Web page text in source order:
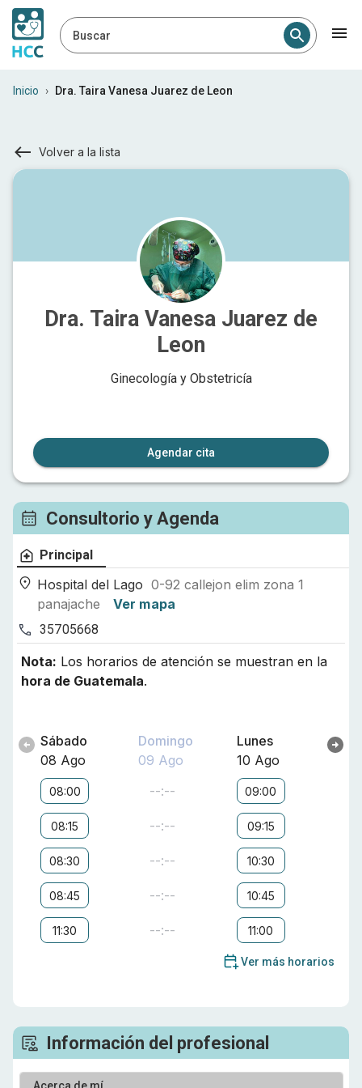
Buscar
Inicio › Dra. Taira Vanesa Juarez de Leon
Volver a la lista
Información del profesional
Acerca de mí
Dra. Taira Vanesa Juarez de
Leon
Ginecología y Obstetricía
Agendar cita
Consultorio y Agenda
Principal
Hospital del Lago 0-92 callejon elim zona 1
panajache
Ver mapa
35705668
Nota: Los horarios de atención se muestran en la
hora de Guatemala.
Sábado
08 Ago
08:00
08:15
08:30
08:45
11:30
Domingo
09 Ago
--:--
--:--
--:--
--:--
--:--
Lunes
10 Ago
09:00
09:15
10:30
10:45
11:00
Ver más horarios